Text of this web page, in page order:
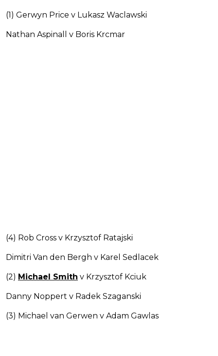
(1) Gerwyn Price v Lukasz Waclawski
Nathan Aspinall v Boris Krcmar
(4) Rob Cross v Krzysztof Ratajski
Dimitri Van den Bergh v Karel Sedlacek
(2) Michael Smith v Krzysztof Kciuk
Danny Noppert v Radek Szaganski
(3) Michael van Gerwen v Adam Gawlas